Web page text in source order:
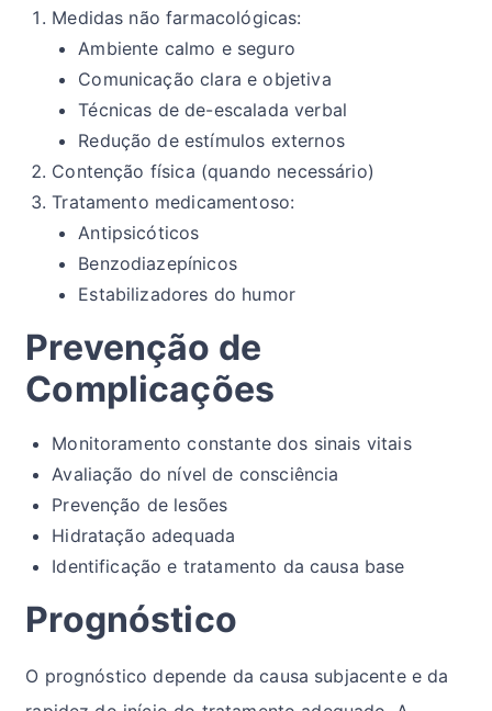
Medidas não farmacológicas:
Ambiente calmo e seguro
Comunicação clara e objetiva
Técnicas de de-escalada verbal
Redução de estímulos externos
Contenção física (quando necessário)
Tratamento medicamentoso:
Antipsicóticos
Benzodiazepínicos
Estabilizadores do humor
Prevenção de
Complicações
Monitoramento constante dos sinais vitais
Avaliação do nível de consciência
Prevenção de lesões
Hidratação adequada
Identificação e tratamento da causa base
Prognóstico
O prognóstico depende da causa subjacente e da